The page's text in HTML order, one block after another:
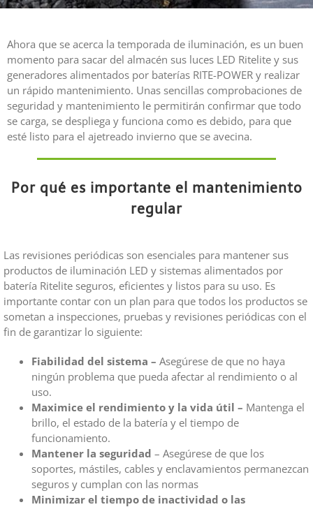
Ahora que se acerca la temporada de iluminación, es un buen
momento para sacar del almacén sus luces LED Ritelite y sus
generadores alimentados por baterías RITE-POWER y realizar
un rápido mantenimiento. Unas sencillas comprobaciones de
seguridad y mantenimiento le permitirán confirmar que todo
se carga, se despliega y funciona como es debido, para que
esté listo para el ajetreado invierno que se avecina.
Por qué es importante el mantenimiento
regular
Las revisiones periódicas son esenciales para mantener sus
productos de iluminación LED y sistemas alimentados por
batería Ritelite seguros, eficientes y listos para su uso. Es
importante contar con un plan para que todos los productos se
sometan a inspecciones, pruebas y revisiones periódicas con el
fin de garantizar lo siguiente:
Fiabilidad del sistema – Asegúrese de que no haya
ningún problema que pueda afectar al rendimiento o al
uso.
Maximice el rendimiento y la vida útil – Mantenga el
brillo, el estado de la batería y el tiempo de
funcionamiento.
Mantener la seguridad – Asegúrese de que los
soportes, mástiles, cables y enclavamientos permanezcan
seguros y cumplan con las normas
Minimizar el tiempo de inactividad o las